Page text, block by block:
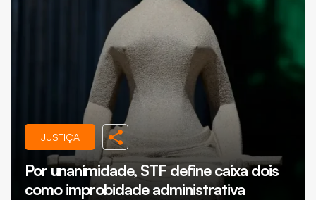
JUSTIÇA
Por unanimidade, STF define caixa dois
como improbidade administrativa